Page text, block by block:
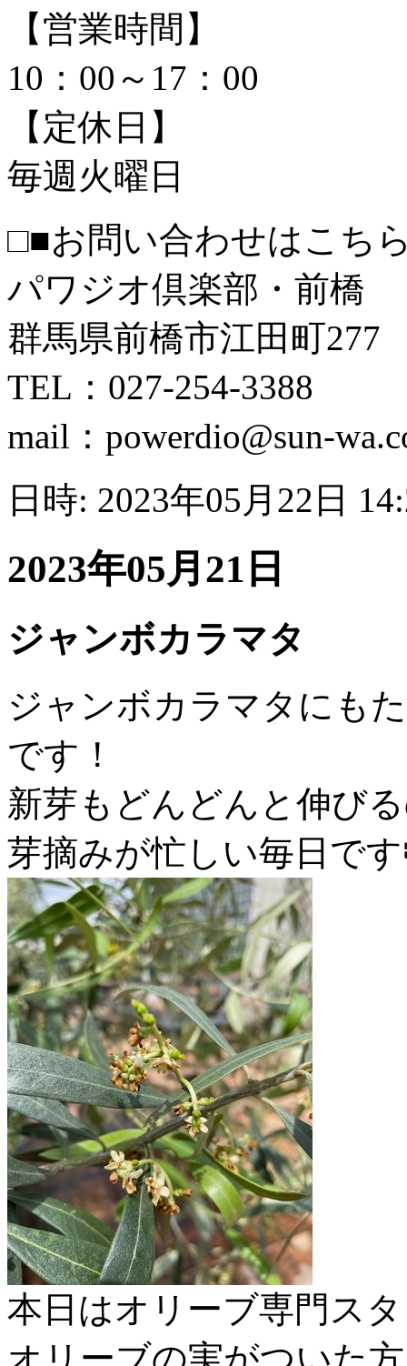
【営業時間】
10：00～17：00
【定休日】
毎週火曜日
□■お問い合わせはこち
パワジオ倶楽部・前橋
群馬県前橋市江田町277
TEL：027-254-3388
mail：powerdio@sun-
日時: 2023年05月22日
2023年05月21日
ジャンボカラマタ
ジャンボカラマタにも
です！
新芽もどんどんと伸び
芽摘みが忙しい毎日で
本日はオリーブ専門ス
オリーブの実がついた